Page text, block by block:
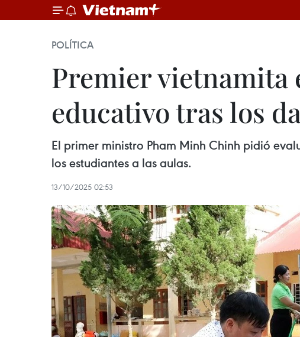
POLÍTICA
Premier vietnamita
educativo tras los
El primer ministro Pham Minh Chinh pidió
los estudiantes a las aulas.
13/10/2025 02:53